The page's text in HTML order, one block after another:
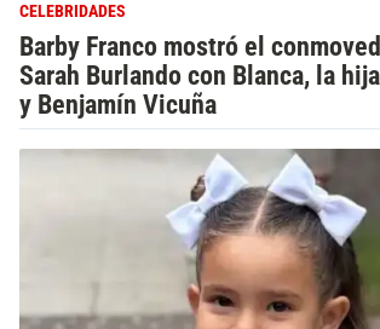
CELEBRIDADES
Barby Franco mostró el
Sarah Burlando con Blanca, la
y Benjamín Vicuña